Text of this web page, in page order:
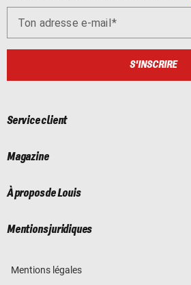
Ton adresse e-mail
S'INSCRIRE
Service client
Magazine
À propos de Louis
Mentions juridiques
Mentions légales